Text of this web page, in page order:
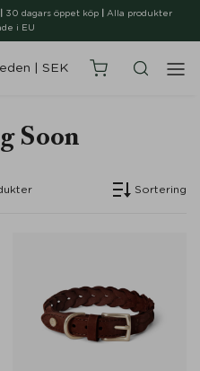
30 dagars öppet köp
Alla produkter
i EU
SEK
Soon
Sortering